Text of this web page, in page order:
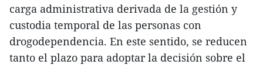
carga administrativa derivada de la gestión y
custodia temporal de las personas con
drogodependencia. En este sentido, se reducen
tanto el plazo para adoptar la decisión sobre el